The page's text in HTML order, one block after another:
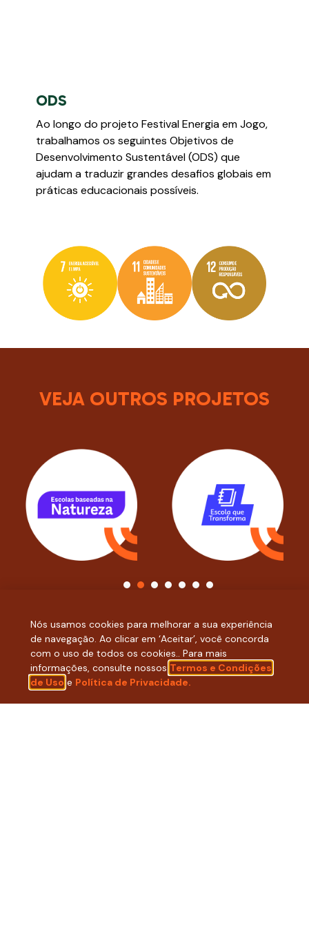
ODS
Ao longo do projeto Festival Energia em Jogo,
trabalhamos os seguintes Objetivos de
Desenvolvimento Sustentável (ODS) que
ajudam a traduzir grandes desafios globais em
práticas educacionais possíveis.
VEJA OUTROS PROJETOS
ACOMPANHE NOSSAS REDES
Nós usamos cookies para melhorar a sua experiência
de navegação. Ao clicar em ‘Aceitar’, você concorda
com o uso de todos os cookies.. Para mais
informações, consulte nossos Termos e Condições
de Uso e Política de Privacidade.